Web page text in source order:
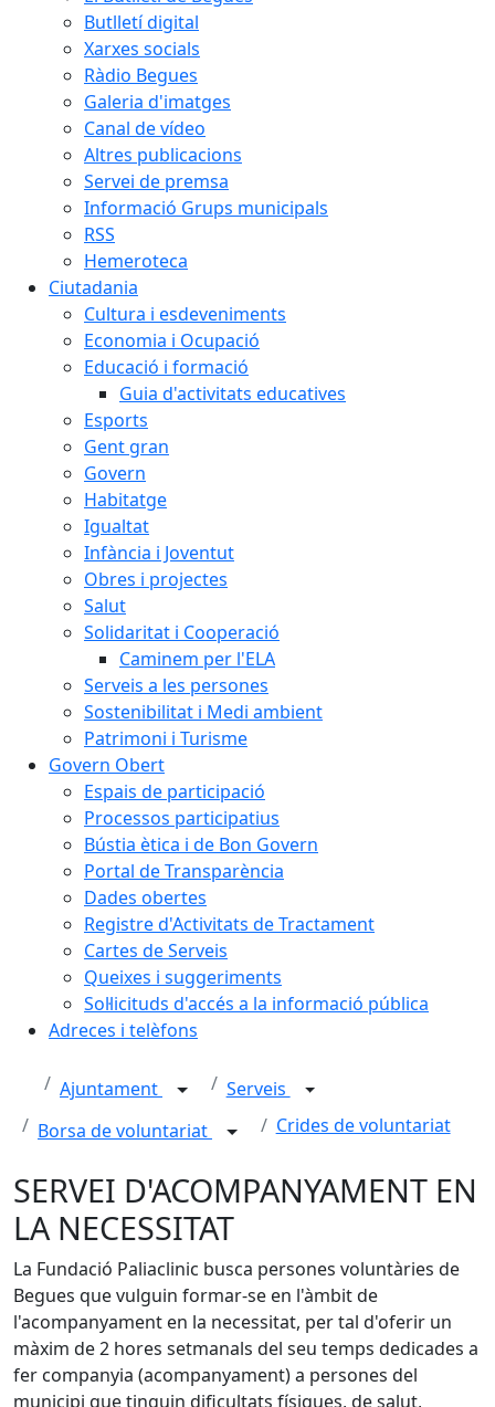
Butlletí digital
Xarxes socials
Ràdio Begues
Galeria d'imatges
Canal de vídeo
Altres publicacions
Servei de premsa
Informació Grups municipals
RSS
Hemeroteca
Ciutadania
Cultura i esdeveniments
Economia i Ocupació
Educació i formació
Guia d'activitats educatives
Esports
Gent gran
Govern
Habitatge
Igualtat
Infància i Joventut
Obres i projectes
Salut
Solidaritat i Cooperació
Caminem per l'ELA
Serveis a les persones
Sostenibilitat i Medi ambient
Patrimoni i Turisme
Govern Obert
Espais de participació
Processos participatius
Bústia ètica i de Bon Govern
Portal de Transparència
Dades obertes
Registre d'Activitats de Tractament
Cartes de Serveis
Queixes i suggeriments
Sol·licituds d'accés a la informació pública
Adreces i telèfons
Ajuntament
Serveis
Borsa de voluntariat
Crides de voluntariat
SERVEI D'ACOMPANYAMENT EN
LA NECESSITAT
La Fundació Paliaclinic busca persones voluntàries de
Begues que vulguin formar-se en l'àmbit de
l'acompanyament en la necessitat, per tal d'oferir un
màxim de 2 hores setmanals del seu temps dedicades a
fer companyia (acompanyament) a persones del
municipi que tinguin dificultats físiques, de salut,